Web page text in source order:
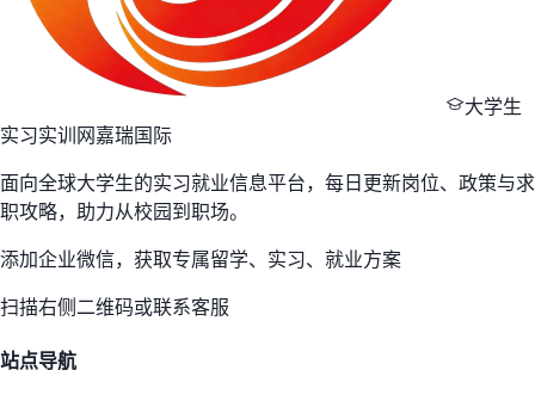
大学生
实习实训网嘉瑞国际
面向全球大学生的实习就业信息平台，每日更新岗位、政策与求
职攻略，助力从校园到职场。
添加企业微信，获取专属留学、实习、就业方案
扫描右侧二维码或联系客服
站点导航